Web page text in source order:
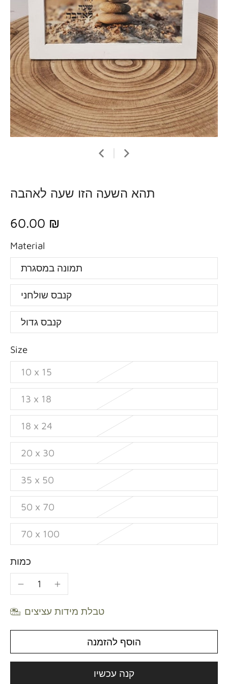
תהא השעה הזו שעה לאהבה
60.00 ₪
Material
תמונה במסגרת
קנבס שולחני
קנבס גדול
Size
10 x 15
13 x 18
18 x 24
20 x 30
35 x 50
50 x 70
70 x 100
כמות
טבלת מידות עציצים
הוסף להזמנה
קנה עכשיו